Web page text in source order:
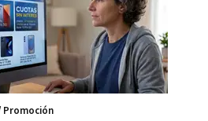
Promoción